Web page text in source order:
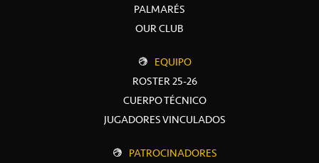
PALMARÉS
OUR CLUB
EQUIPO
ROSTER 25-26
CUERPO TÉCNICO
JUGADORES VINCULADOS
PATROCINADORES